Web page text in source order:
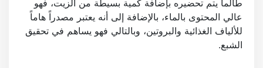
طالما يتم تحضيره بإضافة كمية بسيطة من الزيت، فهو
عالي المحتوى بالماء، بالإضافة إلى أنه يعتبر مصدراً هاماً
للألياف الغذائية والبروتين، وبالتالي فهو يساهم في تحقيق
الشبع.